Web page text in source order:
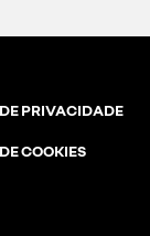
PRIVACIDADE
COOKIES